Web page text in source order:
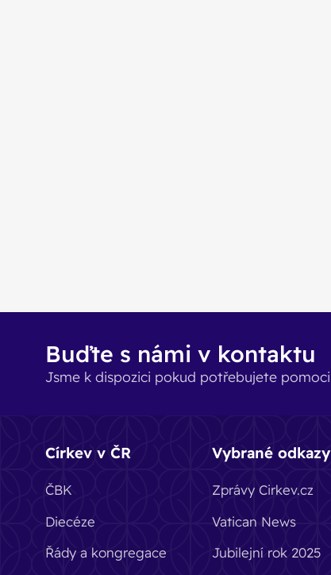
Buďte s námi v kontaktu
Jsme k dispozici pokud potřebujete pomoci
Církev v ČR
ČBK
Diecéze
Řády a kongregace
Vybrané odkazy
Zprávy Cirkev.cz
Vatican News
Jubilejní rok 2025